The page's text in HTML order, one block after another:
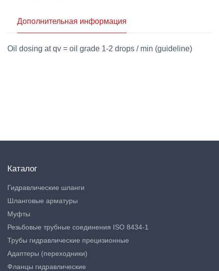
Дополнительная информация
Oil dosing at qv = oil grade 1-2 drops / min (guideline)
Каталог
Гидравлические шланги
Шланговые арматуры
Муфты
Резьбовые трубные соединения ISO 8434-1
Трубы гидравлические прецизионные
Адаптеры (переходники)
Фланцы гидравлические